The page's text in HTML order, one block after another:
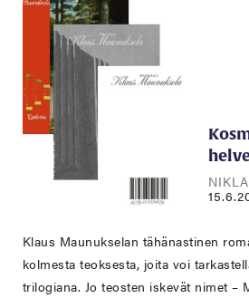
Klaus Maunukselan tähänastinen
kolmesta teoksesta, joita voi
trilogiana. Jo teosten iskevät nimet –